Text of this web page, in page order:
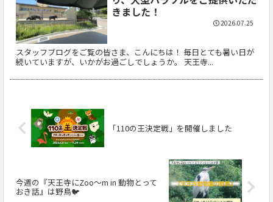
きました！
スタッフブログをご覧の皆さま、こんにちは！ 毎日とても暑い日が
続いていますが、いかがお過ごしでしょうか。 天王寺...
2026.07.25
「110の王決定戦」を開催しました
今週の『天王寺にZoo～m in 動物とって
おき話』は野鳥🐦